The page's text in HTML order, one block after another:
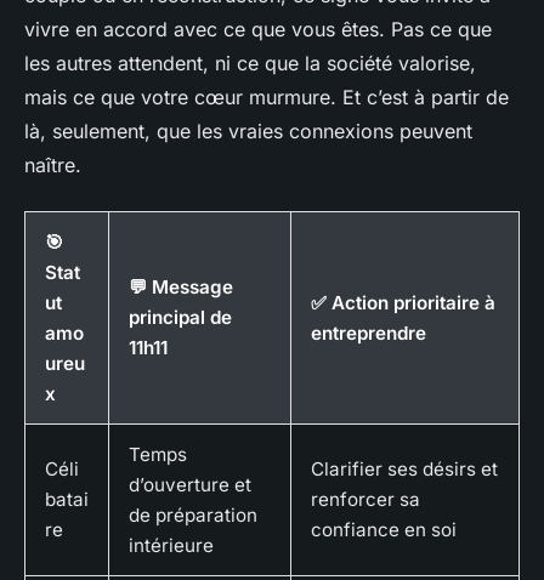
vivre en accord avec ce que vous êtes. Pas ce que
les autres attendent, ni ce que la société valorise,
mais ce que votre cœur murmure. Et c’est à partir de
là, seulement, que les vraies connexions peuvent
naître.
🎯
Stat
ut
amo
ureu
x
💬 Message
principal de
11h11
✅ Action prioritaire à
entreprendre
Céli
batai
re
Temps
d’ouverture et
de préparation
intérieure
Clarifier ses désirs et
renforcer sa
confiance en soi